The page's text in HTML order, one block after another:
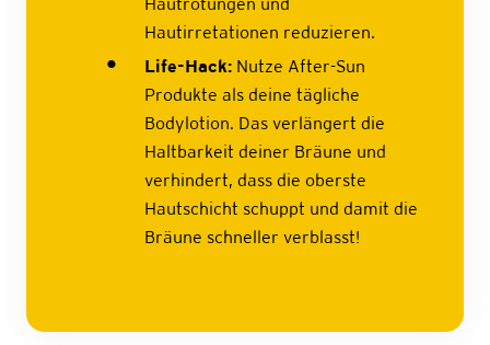
Hautirretationen reduzieren.
Life-Hack: Nutze After-Sun
Produkte als deine tägliche
Bodylotion. Das verlängert die
Haltbarkeit deiner Bräune und
verhindert, dass die oberste
Hautschicht schuppt und damit die
Bräune schneller verblasst!